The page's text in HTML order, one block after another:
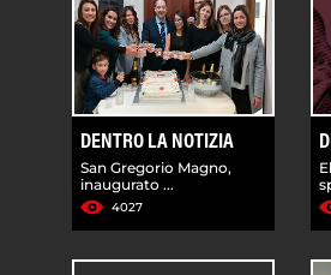
DENTRO LA NOTIZIA
San Gregorio Magno,
inaugurato ...
4027